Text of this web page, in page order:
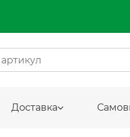
Доставка